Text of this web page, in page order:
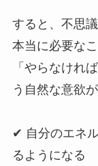
すると、不思
本当に必要な
「やらなけれ
う自然な意欲
✔ 自分のエネ
るようになる